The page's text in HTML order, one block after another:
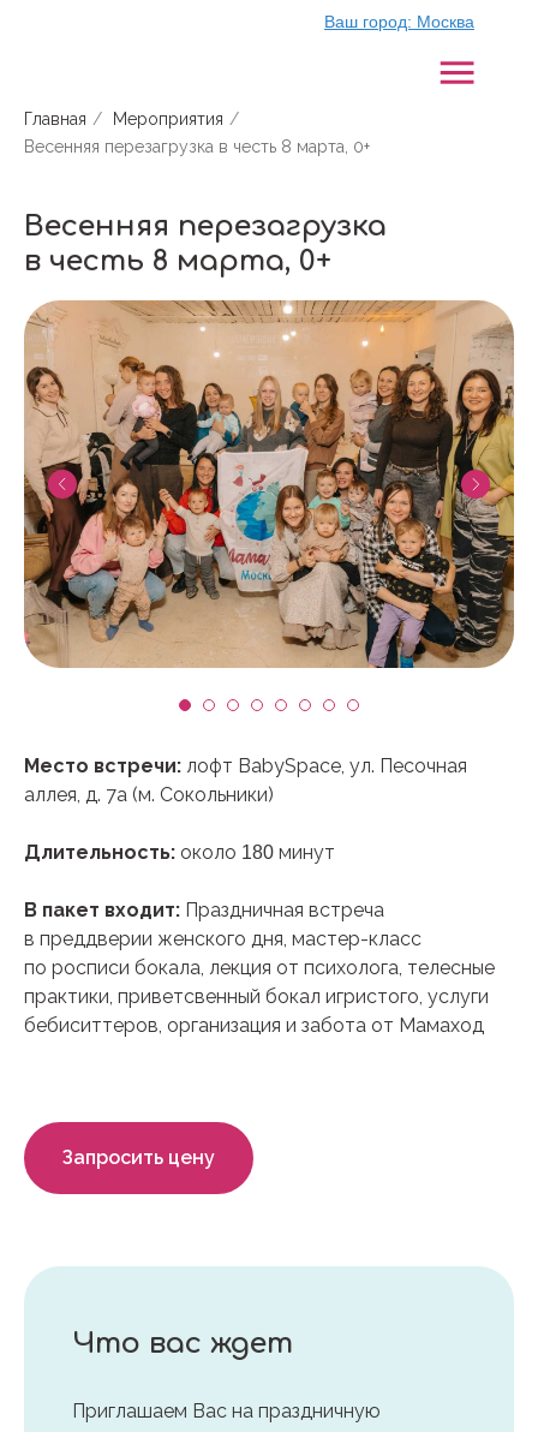
Ваш город: Москва
Главная / Мероприятия /
Весенняя перезагрузка в честь 8 марта, 0+
Весенняя перезагрузка
в честь 8 марта, 0+
Место встречи: лофт BabySpace, ул. Песочная
аллея, д. 7а (м. Сокольники)
Длительность: около 180 минут
В пакет входит: Праздничная встреча
в преддверии женского дня, мастер-класс
по росписи бокала, лекция от психолога, телесные
практики, приветсвенный бокал игристого, услуги
бебиситтеров, организация и забота от Мамаход
Запросить цену
Что вас ждет
Приглашаем Вас на праздничную